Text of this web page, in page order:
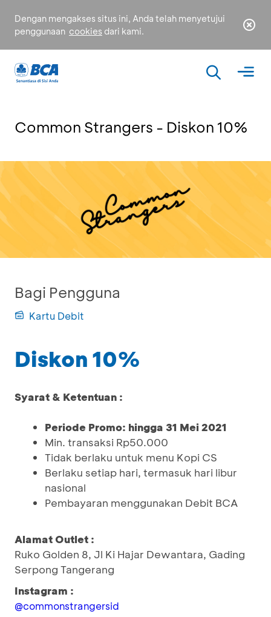
Dengan mengakses situs ini, Anda telah menyetujui
penggunaan cookies dari kami.
Common Strangers - Diskon 10%
Bagi Pengguna
Kartu Debit
Diskon 10%
Syarat & Ketentuan :
Periode Promo: hingga 31 Mei 2021
Min. transaksi Rp50.000
Tidak berlaku untuk menu Kopi CS
Berlaku setiap hari, termasuk hari libur
nasional
Pembayaran menggunakan Debit BCA
Alamat Outlet :
Ruko Golden 8, Jl Ki Hajar Dewantara, Gading
Serpong Tangerang
Instagram :
@commonstrangersid